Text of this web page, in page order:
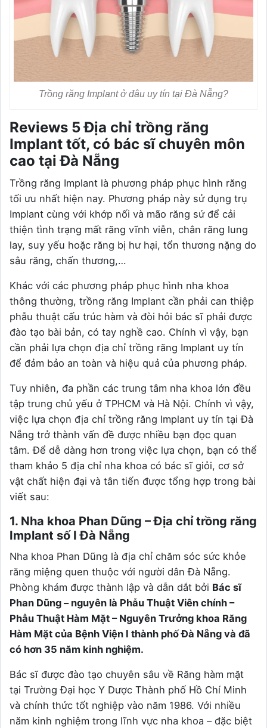
Trồng răng Implant ở đâu uy tín tại Đà Nẵng?
Reviews 5 Địa chỉ trồng răng
Implant tốt, có bác sĩ chuyên môn
cao tại Đà Nẵng
Trồng răng Implant là phương pháp phục hình răng
tối ưu nhất hiện nay. Phương pháp này sử dụng trụ
Implant cùng với khớp nối và mão răng sứ để cải
thiện tình trạng mất răng vĩnh viễn, chân răng lung
lay, suy yếu hoặc răng bị hư hại, tổn thương nặng do
sâu răng, chấn thương,…
Khác với các phương pháp phục hình nha khoa
thông thường, trồng răng Implant cần phải can thiệp
phẫu thuật cấu trúc hàm và đòi hỏi bác sĩ phải được
đào tạo bài bản, có tay nghề cao. Chính vì vậy, bạn
cần phải lựa chọn địa chỉ trồng răng Implant uy tín
để đảm bảo an toàn và hiệu quả của phương pháp.
Tuy nhiên, đa phần các trung tâm nha khoa lớn đều
tập trung chủ yếu ở TPHCM và Hà Nội. Chính vì vậy,
việc lựa chọn địa chỉ trồng răng Implant uy tín tại Đà
Nẵng trở thành vấn đề được nhiều bạn đọc quan
tâm. Để dễ dàng hơn trong việc lựa chọn, bạn có thể
tham khảo 5 địa chỉ nha khoa có bác sĩ giỏi, cơ sở
vật chất hiện đại và tân tiến được tổng hợp trong bài
viết sau:
1. Nha khoa Phan Dũng – Địa chỉ trồng răng
Implant số I Đà Nẵng
Nha khoa Phan Dũng là địa chỉ chăm sóc sức khỏe
răng miệng quen thuộc với người dân Đà Nẵng.
Phòng khám được thành lập và dẫn dắt bởi Bác sĩ
Phan Dũng – nguyên là Phẫu Thuật Viên chính –
Phẫu Thuật Hàm Mặt – Nguyên Trưởng khoa Răng
Hàm Mặt của Bệnh Viện I thành phố Đà Nẵng và đã
có hơn 35 năm kinh nghiệm.
Bác sĩ được đào tạo chuyên sâu về Răng hàm mặt
tại Trường Đại học Y Dược Thành phố Hồ Chí Minh
và chính thức tốt nghiệp vào năm 1986. Với nhiều
năm kinh nghiệm trong lĩnh vực nha khoa – đặc biệt